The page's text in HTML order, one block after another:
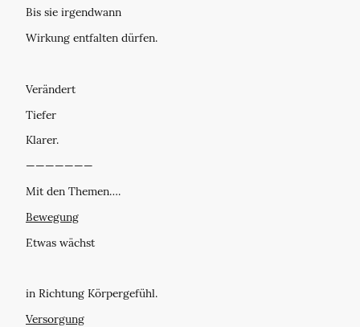
Bis sie irgendwann
Wirkung entfalten dürfen.
Verändert
Tiefer
Klarer.
———————
Mit den Themen….
Bewegung
Etwas wächst
in Richtung Körpergefühl.
Versorgung